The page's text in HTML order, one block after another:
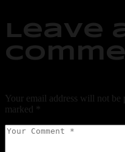
Leave
Your email address will not be
marked